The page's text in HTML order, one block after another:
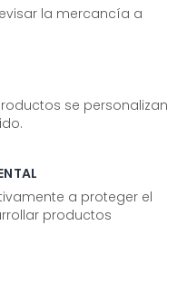
la mercancía a
se personalizan
a proteger el
productos